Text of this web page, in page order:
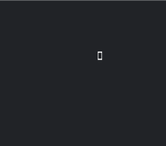
Search